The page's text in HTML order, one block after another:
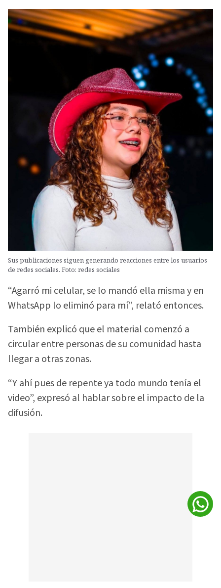
Sus publicaciones siguen generando reacciones entre los usuarios
de redes sociales. Foto: redes sociales
“Agarró mi celular, se lo mandó ella misma y en
WhatsApp lo eliminó para mí”, relató entonces.
También explicó que el material comenzó a
circular entre personas de su comunidad hasta
llegar a otras zonas.
“Y ahí pues de repente ya todo mundo tenía el
video”, expresó al hablar sobre el impacto de la
difusión.